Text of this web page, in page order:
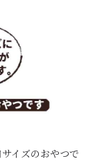
イズのおやつで